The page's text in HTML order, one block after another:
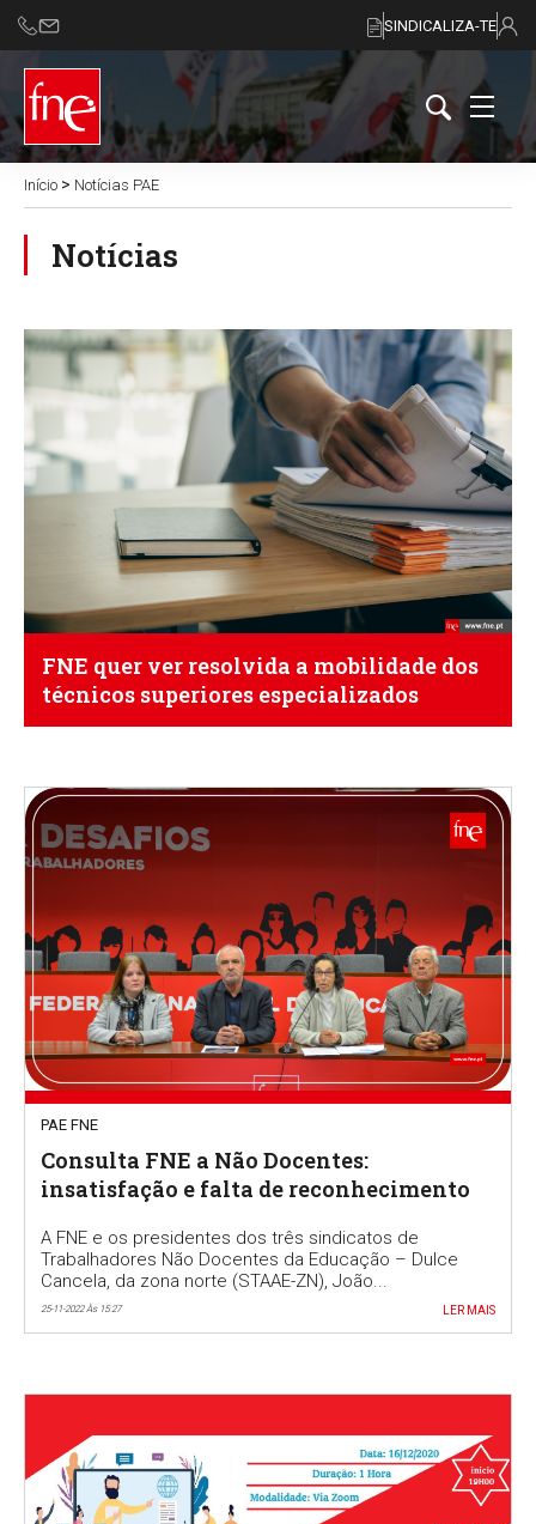
SINDICALIZA-TE
Início > Notícias PAE
Notícias
FNE quer ver resolvida a mobilidade dos
técnicos superiores especializados
PAE FNE
Consulta FNE a Não Docentes:
insatisfação e falta de reconhecimento
A FNE e os presidentes dos três sindicatos de
Trabalhadores Não Docentes da Educação – Dulce
Cancela, da zona norte (STAAE-ZN), João...
25-11-2022 Às 15:27 LER MAIS